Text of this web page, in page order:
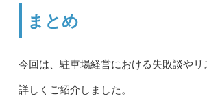
まとめ
今回は、駐車場経営における失敗談やリ
詳しくご紹介しました。